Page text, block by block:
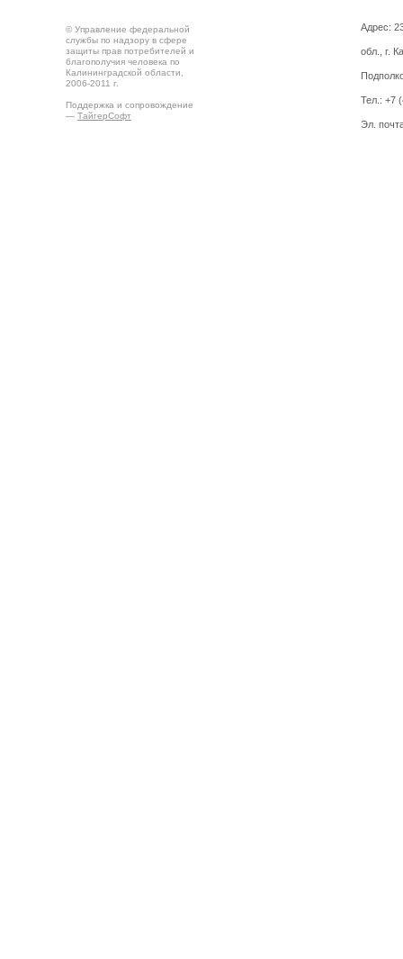
© Управление федеральной
службы по надзору в сфере
защиты прав потребителей и
благополучия человека по
Калининградской области,
2006-2011 г.
Поддержка и сопровождение
— ТайгерСофт
Адрес:
обл., г.
Тел.: +7
Эл.